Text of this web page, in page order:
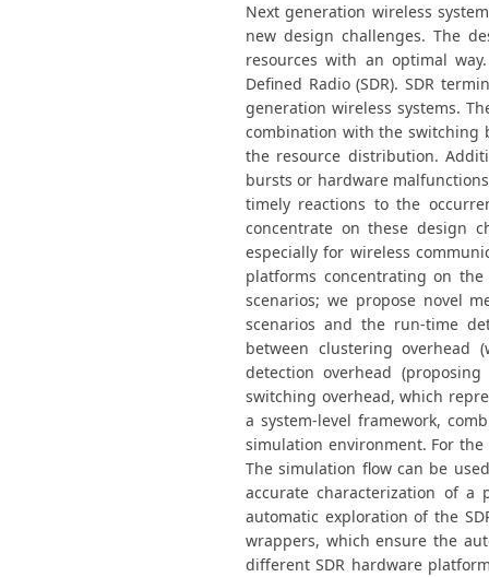
Next generation wireless
new design challenges. The
resources with an optimal
Defined Radio (SDR). SDR
generation wireless systems.
combination with the switching
the resource distribution.
bursts or hardware
timely reactions to the
concentrate on these design
especially for wireless
platforms concentrating on
scenarios; we propose novel
scenarios and the run-time
between clustering overhead
detection overhead
switching overhead, which
a system-level framework,
simulation environment. For
The simulation flow can be
accurate characterization of a
automatic exploration of the
wrappers, which ensure the
different SDR hardware